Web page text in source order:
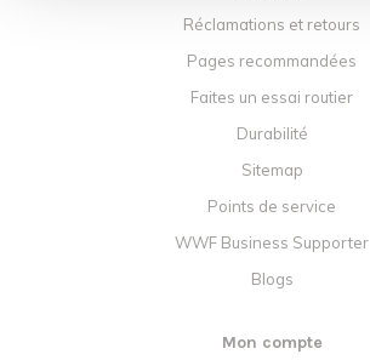
Réclamations et retours
Pages recommandées
Faites un essai routier
Durabilité
Sitemap
Points de service
WWF Business Supporter
Blogs
Mon compte